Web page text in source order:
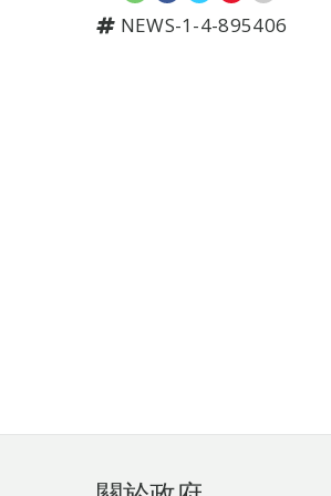
NEWS-1-4-895406
頁